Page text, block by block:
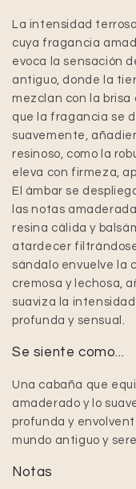
La intensidad
cuya fragancia
evoca la sensación
antiguo, donde la
mezclan con la
que la fragancia se
suavemente,
resinoso, como la
eleva con firmeza,
El ámbar se
las notas
resina cálida y
atardecer
sándalo envuelve la
cremosa y lechosa,
suaviza la
profunda y sensual.
Se siente como...
Una cabaña que
amaderado y lo
profunda y
mundo antiguo y
Notas